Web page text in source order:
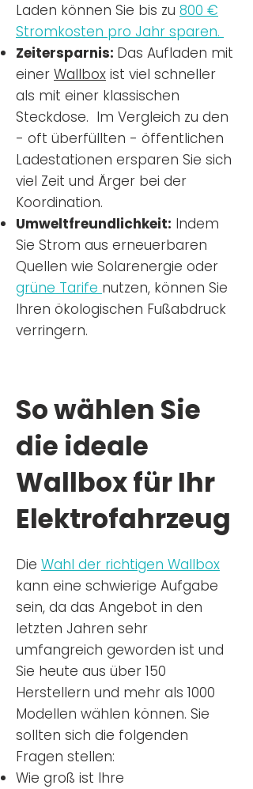
Laden können Sie bis zu 800 €
Stromkosten pro Jahr sparen.
Zeitersparnis: Das Aufladen mit
einer Wallbox ist viel schneller
als mit einer klassischen
Steckdose. Im Vergleich zu den
- oft überfüllten - öffentlichen
Ladestationen ersparen Sie sich
viel Zeit und Ärger bei der
Koordination.
Umweltfreundlichkeit: Indem
Sie Strom aus erneuerbaren
Quellen wie Solarenergie oder
grüne Tarife nutzen, können Sie
Ihren ökologischen Fußabdruck
verringern.
So wählen Sie
die ideale
Wallbox für Ihr
Elektrofahrzeug
Die Wahl der richtigen Wallbox
kann eine schwierige Aufgabe
sein, da das Angebot in den
letzten Jahren sehr
umfangreich geworden ist und
Sie heute aus über 150
Herstellern und mehr als 1000
Modellen wählen können. Sie
sollten sich die folgenden
Fragen stellen:
Wie groß ist Ihre